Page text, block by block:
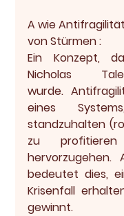
A wie
von Stürmen :
Ein Konzept,
Nicholas
wurde.
eines
standzuhalten
zu
hervorzugehen.
bedeutet dies,
Krisenfall
gewinnt.